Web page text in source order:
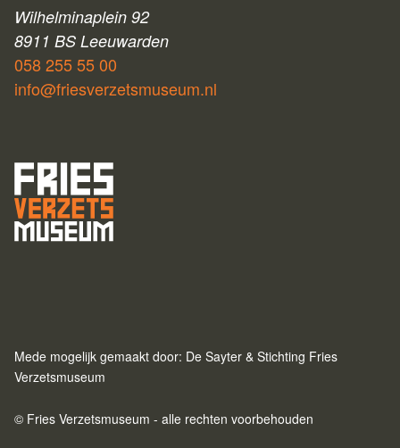
Wilhelminaplein 92
8911 BS Leeuwarden
058 255 55 00
info@friesverzetsmuseum.nl
Mede mogelijk gemaakt door: De Sayter & Stichting Fries
Verzetsmuseum
© Fries Verzetsmuseum - alle rechten voorbehouden